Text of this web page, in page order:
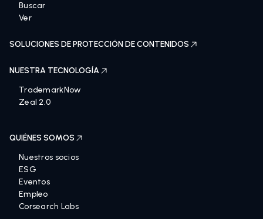
Buscar
Ver
SOLUCIONES DE PROTECCIÓN DE CONTENIDOS
NUESTRA TECNOLOGÍA
TrademarkNow
Zeal 2.0
QUIÉNES SOMOS
Nuestros socios
ESG
Eventos
Empleo
Corsearch Labs